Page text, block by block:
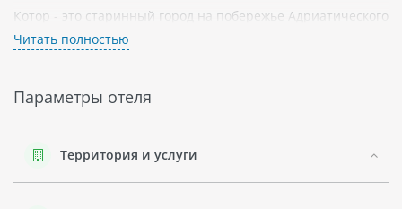
Котор - это старинный город на побережье Адриатического
моря. Он известен своей исторической архитектурой, в
том числе крепостью Святого Иоанна, которая была
территории отеля есть парковка для автомобилей.
В целом, отель MAKI APARTMENTS - это прекрасное место
Читать полностью
Параметры отеля
Территория и услуги